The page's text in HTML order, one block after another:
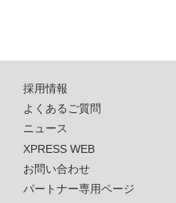
採用情報
よくあるご質問
ニュース
XPRESS WEB
お問い合わせ
パートナー専用ページ